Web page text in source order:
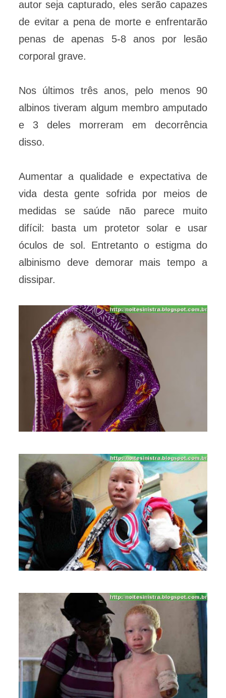
autor seja capturado, eles serão capazes
de evitar a pena de morte e enfrentarão
penas de apenas 5-8 anos por lesão
corporal grave.
Nos últimos três anos, pelo menos 90
albinos tiveram algum membro amputado
e 3 deles morreram em decorrência
disso.
Aumentar a qualidade e expectativa de
vida desta gente sofrida por meios de
medidas se saúde não parece muito
difícil: basta um protetor solar e usar
óculos de sol. Entretanto o estigma do
albinismo deve demorar mais tempo a
dissipar.